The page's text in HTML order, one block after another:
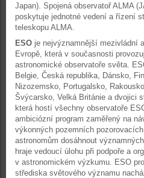
Japan). Spojená observatoř ALMA
poskytuje jednotné vedení a řízení
teleskopu ALMA.
ESO je nejvýznamnější mezivládní
Evropě, která v současnosti
astronomické observatoře světa.
Belgie, Česká republika, Dánsko,
Nizozemsko, Portugalsko,
Švýcarsko, Velká Británie a dvojici
která hostí všechny observatoře
ambiciózní program zaměřený na
výkonných pozemních
astronomům dosáhnout
hraje vedoucí úlohu při podpoře a
v astronomickém výzkumu. ESO
střediska světového významu